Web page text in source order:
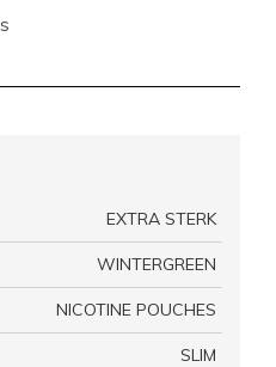
EXTRA STERK
WINTERGREEN
NICOTINE POUCHES
SLIM